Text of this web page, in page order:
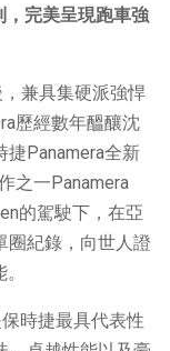
，完美呈現跑車強
兼具集硬派強悍
歷經數年醞釀沈
Panamera全新
之一Panamera
的駕駛下，在亞
圈紀錄，向世人證
時捷最具代表性